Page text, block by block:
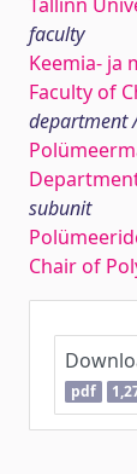
faculty
Keemia- ja
Faculty of
department
subunit
Chair of
pdf